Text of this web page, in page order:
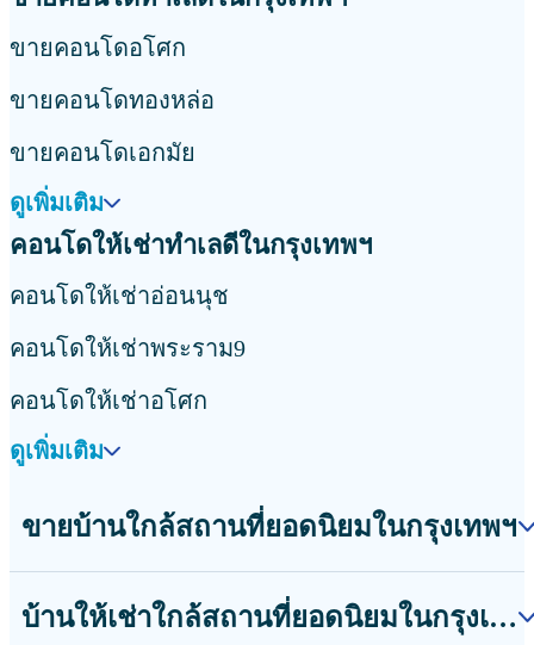
ขายคอนโดอโศก
ขายคอนโดทองหล่อ
ขายคอนโดเอกมัย
ดูเพิ่มเติม
คอนโดให้เช่าทำเลดีในกรุงเทพฯ
คอนโดให้เช่าอ่อนนุช
คอนโดให้เช่าพระราม9
คอนโดให้เช่าอโศก
ดูเพิ่มเติม
ขายบ้านใกล้สถานที่ยอดนิยมในกรุงเทพฯ
บ้านให้เช่าใกล้สถานที่ยอดนิยมในกรุงเทพฯ